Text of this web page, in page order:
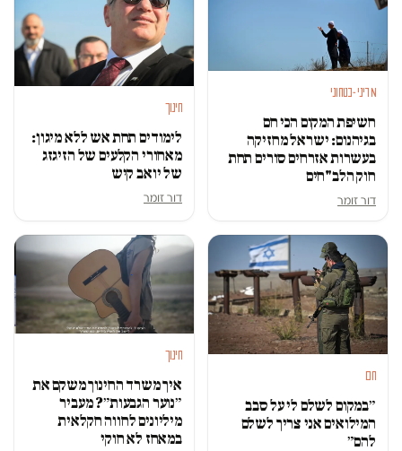
מדיני-בטחוני
חשיפת המקום הכי חם
בגיהנום: ישראל מחזיקה
בעשרות אזרחים סורים תחת
חוק הלב"חים
דור זומר
חינוך
לימודים תחת אש ללא מיגון:
מאחורי הקלעים של הזיגזג
של יואב קיש
דור זומר
חם
״במקום לשלם לי על סבב
המילואים אני צריך לשלם
להם״
חינוך
איך משרד החינוך משקם את
״נוער הגבעות״? מעביר
מיליונים לחווה חקלאית
במאחז לא חוקי